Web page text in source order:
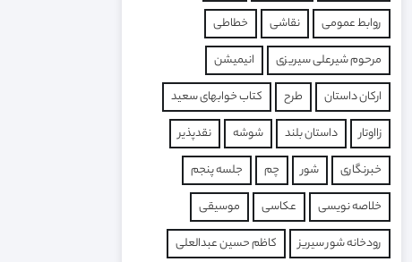
روابط عمومی
نقاشی
خطاطی
مرحوم شیرعلی سیریزی
انیمیشن
ارکان داستان
طرح
کتاب خوابهای سعید
زااوتار
داستان بلند شوشه
نقدپذیر
خبرنگاری
شور چم
جلسه پنجم
خلاصه نویسی
عکاسی
موسیقی
رودخانه شور سیریز
کاظم حسین عبدالعلی